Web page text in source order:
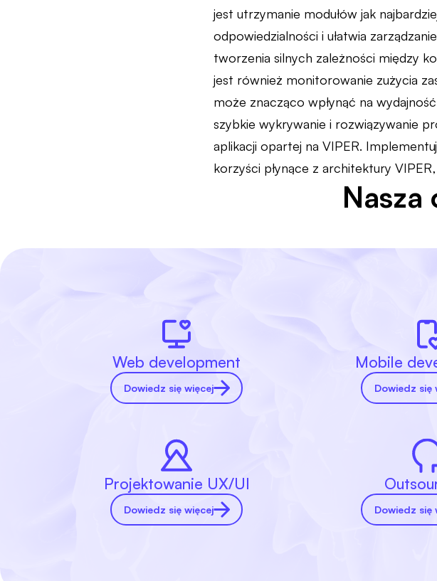
jest utrzymanie modułów jak
odpowiedzialności i ułatwia
tworzenia silnych zależności między
jest również monitorowanie zużycia
może znacząco wpłynąć na
szybkie wykrywanie i rozwiązywanie
aplikacji opartej na VIPER.
korzyści płynące z architektury
Nasza
Web development
Dowiedz się więcej
Mobile
Dowiedz się
Projektowanie UX/UI
Dowiedz się więcej Dowiedz się